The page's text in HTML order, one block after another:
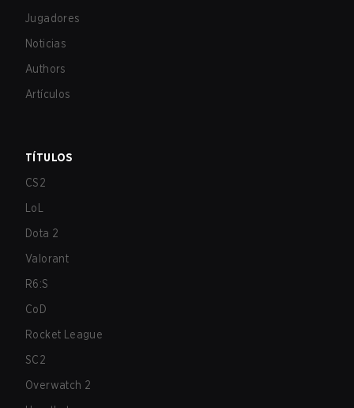
Jugadores
Noticias
Authors
Artículos
TÍTULOS
CS2
LoL
Dota 2
Valorant
R6:S
CoD
Rocket League
SC2
Overwatch 2